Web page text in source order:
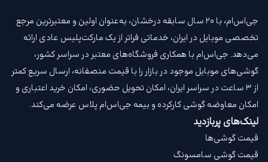
جی‌اس‌ام، با ۲۰ سال سابقه درخشان، به‌عنوان اولین و معتبرترین مرجع
تخصصی موبایل در ایران، خدماتی فراتر از یک مارکت‌پلیس عادی ارائه
می‌دهد. جی‌اس‌ام با همکاری فروشگاه‌های معتبر در سراسر کشور،
گوشی‌های موبایل موجود در بازار را با قیمت‌ منصفانه، ارسال سریع کمتر
از ۳ ساعت در سراسر ایران، امکان تحویل حضوری، امکان خرید اعتباری و
امکان معاوضه گوشی کارکرده و بیمه جی‌اس‌ام‌ پلاس عرضه می‌کند.
لینک‌های پربازدید
قیمت گوشی‌ها
قیمت گوشی سامسونگ